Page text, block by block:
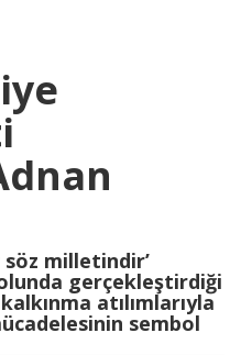
söz milletindir’
gerçekleştirdiği
atılımlarıyla
sembol